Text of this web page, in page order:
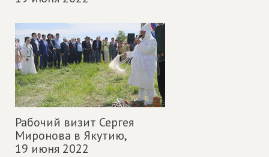
Рабочий визит Сергея
Миронова в Якутию,
19 июня 2022